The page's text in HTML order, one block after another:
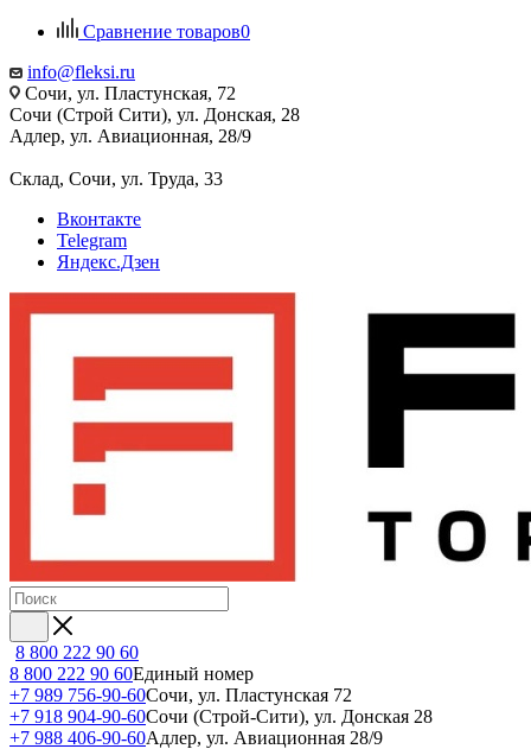
Сравнение товаров0
info@fleksi.ru
Сочи, ул. Пластунская, 72
Сочи (Строй Сити), ул. Донская, 28
Адлер, ул. Авиационная, 28/9
Склад, Сочи, ул. Труда, 33
Вконтакте
Telegram
Яндекс.Дзен
8 800 222 90 60
8 800 222 90 60Единый номер
+7 989 756-90-60Сочи, ул. Пластунская 72
+7 918 904-90-60Сочи (Строй-Сити), ул. Донская 28
+7 988 406-90-60Адлер, ул. Авиационная 28/9